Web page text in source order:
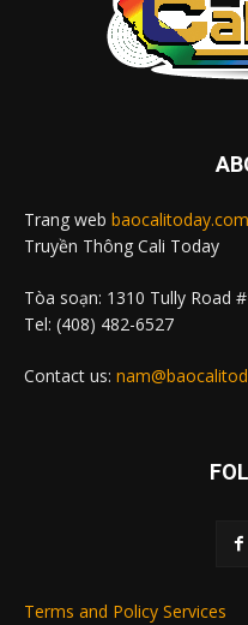
Trang web baocalitoday.com
Truyền Thông Cali Today
Tòa soạn: 1310 Tully Road
Tel: (408) 482-6527
Contact us:
Terms and Policy Services